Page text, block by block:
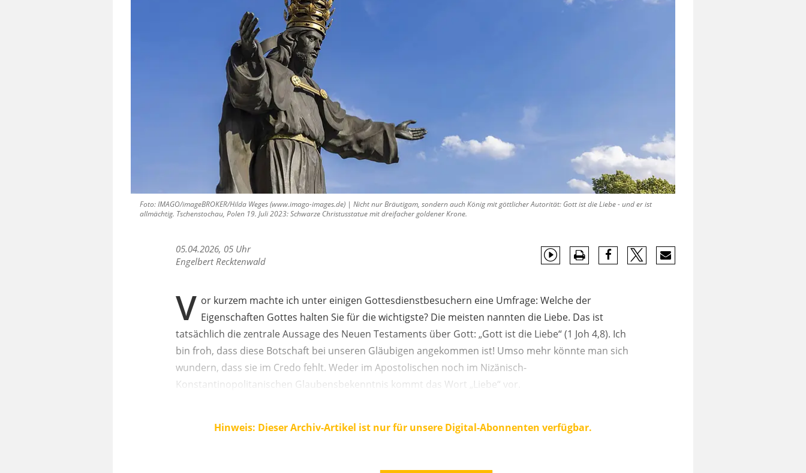
Foto: IMAGO/imageBROKER/Hilda Weges (www.imago-images.de) | Nicht nur Bräutigam, sondern auch König mit göttlicher Autorität: Gott ist die Liebe - und er ist
allmächtig. Tschenstochau, Polen 19. Juli 2023: Schwarze Christusstatue mit dreifacher goldener Krone.
05.04.2026, 05 Uhr
Engelbert Recktenwald
V or kurzem machte ich unter einigen Gottesdienstbesuchern eine Umfrage: Welche der
Eigenschaften Gottes halten Sie für die wichtigste? Die meisten nannten die Liebe. Das ist
tatsächlich die zentrale Aussage des Neuen Testaments über Gott: „Gott ist die Liebe“ (1 Joh 4,8). Ich
bin froh, dass diese Botschaft bei unseren Gläubigen angekommen ist! Umso mehr könnte man sich
wundern, dass sie im Credo fehlt. Weder im Apostolischen noch im Nizänisch-
Konstantinopolitanischen Glaubensbekenntnis kommt das Wort „Liebe“ vor.
Hinweis: Dieser Archiv-Artikel ist nur für unsere Digital-Abonnenten verfügbar.